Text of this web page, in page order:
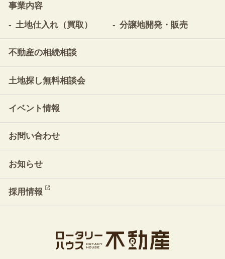
事業内容
土地仕入れ（買取）
分譲地開発・販売
不動産の相続相談
土地探し無料相談会
イベント情報
お問い合わせ
お知らせ
採用情報